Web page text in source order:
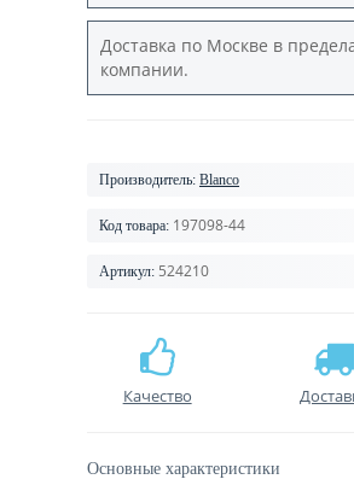
Доставка по Москве в
компании.
Производитель: Blanco
Код товара: 197098-44
Артикул: 524210
Качество
Основные характеристики